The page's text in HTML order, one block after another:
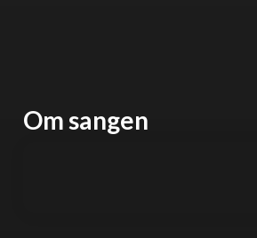
Om sangen